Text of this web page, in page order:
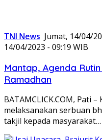
TNI News Jumat, 14/04/
14/04/2023 - 09:19 WIB
Mantap, Agenda
Ramadhan
BATAMCLICK.COM, Pati
melaksanakan serbuan
takjil kepada masyarakat…